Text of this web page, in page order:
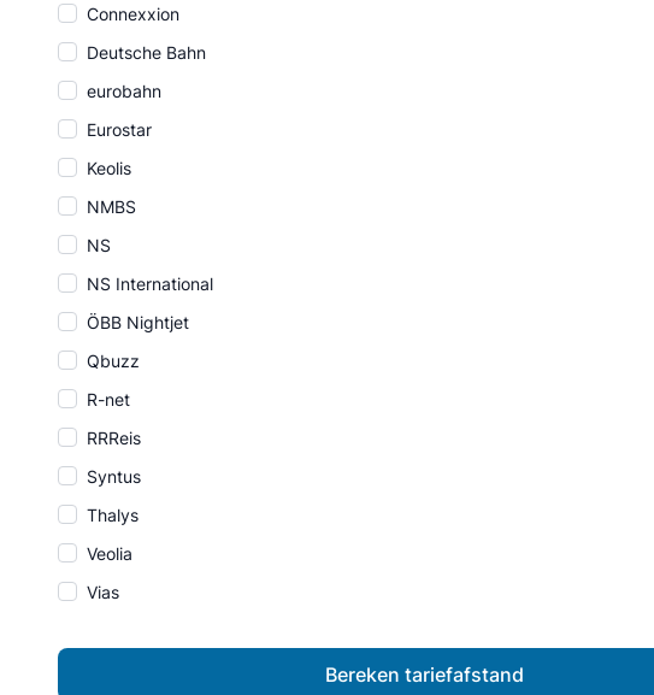
Connexxion
Deutsche Bahn
eurobahn
Eurostar
Keolis
NMBS
NS
NS International
ÖBB Nightjet
Qbuzz
R-net
RRReis
Syntus
Thalys
Veolia
Vias
Bereken tariefafstand